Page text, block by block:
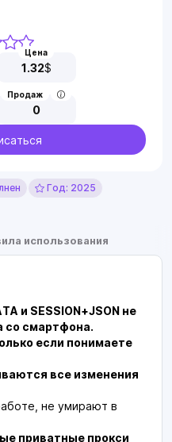
Цена
1.32$
Продаж
0
Год: 2025
использования
и SESSION+JSON не
со смартфона.
если понимаете
все изменения
не умирают в
приватные прокси